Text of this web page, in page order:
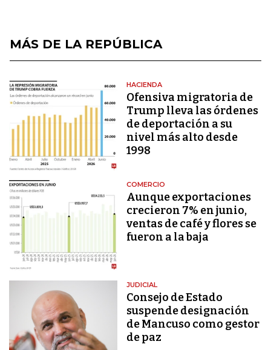
MÁS DE LA REPÚBLICA
HACIENDA
Ofensiva migratoria de
Trump lleva las órdenes
de deportación a su
nivel más alto desde
1998
COMERCIO
Aunque exportaciones
crecieron 7% en junio,
ventas de café y flores se
fueron a la baja
JUDICIAL
Consejo de Estado
suspende designación
de Mancuso como gestor
de paz